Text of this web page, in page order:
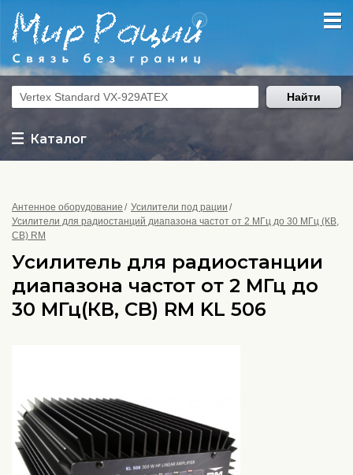
Каталог
Найти
Антенное оборудование
Усилители под рации
Усилители для радиостанций диапазона частот от 2 МГц до 30 МГц (КВ,
CB) RM
Усилитель для радиостанции
диапазона частот от 2 МГц до
30 МГц(КВ, CB) RM KL 506